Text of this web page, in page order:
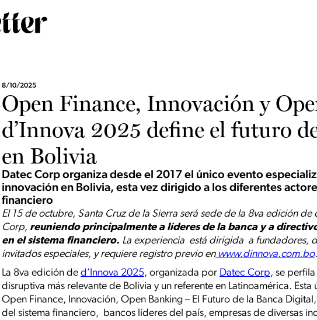
8/10/2025
Open Finance, Innovación y
d’Innova 2025 define el futuro
en Bolivia
Datec Corp organiza desde el 2017 el único evento
innovación en Bolivia, esta vez dirigido a los diferentes
financiero
El 15 de octubre, Santa Cruz de la Sierra será sede de la 8va edición
Corp, reuniendo principalmente a líderes de la banca y a
en el sistema financiero. La experiencia está dirigida a fundadores,
invitados especiales, y requiere registro previo enwww.dinnova.com.bo.
La 8va edición de d’Innova 2025, organizada por Datec Corp, se
disruptiva más relevante de Bolivia y un referente en Latinoamérica.
Open Finance, Innovación, Open Banking – El Futuro de la Banca
del sistema financiero, bancos líderes del país, empresas de diversas